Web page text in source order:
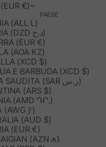
€)
PAESE
(ALL L)
ALGERIA (DZD د.ج)
(EUR €)
(AOA KZ)
(XCD $)
E BARBUDA (XCD $)
ARABIA SAUDITA (SAR ر.س)
(ARS $)
(AMD ԴՐ.)
(AWG Ƒ)
(AUD $)
(EUR €)
(AZN ₼)